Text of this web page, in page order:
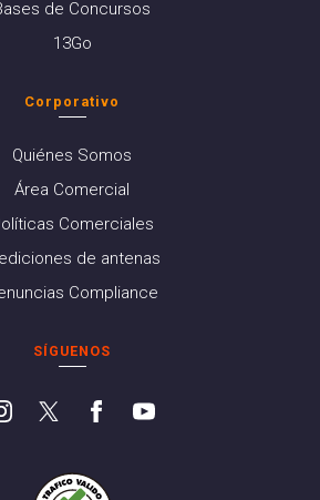
de Concursos
13Go
Corporativo
Quiénes Somos
Área Comercial
Comerciales
de antenas
Compliance
SÍGUENOS